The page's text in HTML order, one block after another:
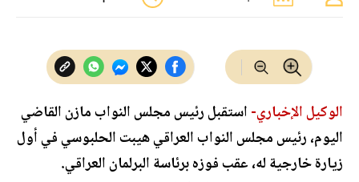
الوكيل الإخباري-استقبل رئيس مجلس النواب مازن القاضي
اليوم، رئيس مجلس النواب العراقي هيبت الحلبوسي في أول
زيارة خارجية له، عقب فوزه برئاسة البرلمان العراقي.